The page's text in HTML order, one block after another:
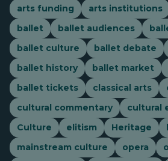
arts funding
arts institutions
ballet
ballet audiences
ballet culture
ballet debate
ballet history
ballet market
ballet tickets
classical arts
cultural commentary
cultural
Culture
elitism Heritage
mainstream culture
opera